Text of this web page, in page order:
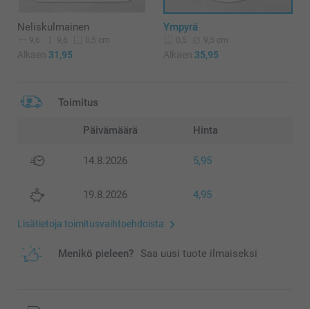
Neliskulmainen
9,6 9,6 0,5 cm
Alkaen 31,95
Ympyrä
0,5 9,5 cm
Alkaen 35,95
Toimitus
Päivämäärä Hinta
14.8.2026 5,95
19.8.2026 4,95
Lisätietoja toimitusvaihtoehdoista
Menikö pieleen? Saa uusi tuote ilmaiseksi